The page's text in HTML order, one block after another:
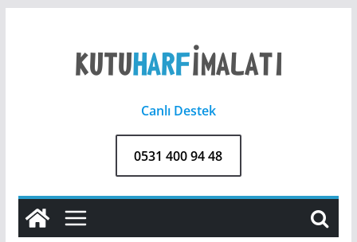
Canlı Destek
0531 400 94 48